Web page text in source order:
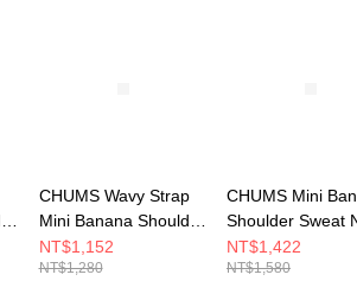
CHUMS Wavy Strap
Mini Banana Shoulder
Bag肩背包(約3L) 黑色
CH604142K001
NT$1,152
NT$1,280
CHUMS Mini
Shoulder Sweat
肩背包
CH603609Z377
NT$1,422
NT$1,580